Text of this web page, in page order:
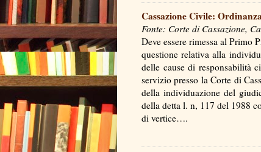
Cassazione Civile:
Fonte: Corte di Cassazione,
Deve essere rimessa al Primo
questione relativa alla
delle cause di responsabilità
servizio presso la Corte di
della individuazione del
della detta l. n, 117 del 1988
di vertice….